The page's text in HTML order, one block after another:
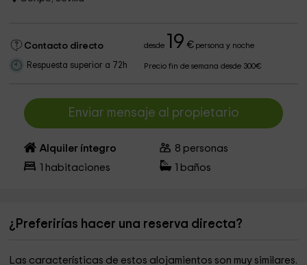
Contacto directo desde 19 €persona y noche
Respuesta superior a 72h Precio fin de semana desde 300€
Enviar mensaje al propietario
Alquiler íntegro 8 personas
habitaciones baños
¿Preferirías hacer una reserva directa?
Las características de estos alojamientos son muy similares.